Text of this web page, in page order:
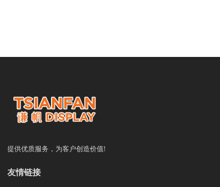
提供优质服务，为客户创造价值!
友情链接